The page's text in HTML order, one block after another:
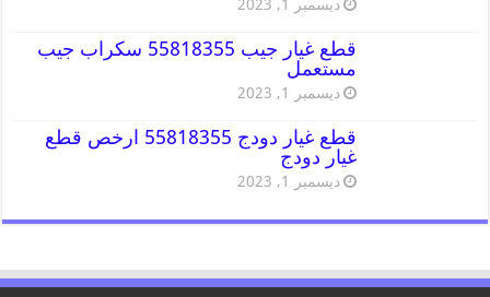
ديسمبر 1, 2023
قطع غيار جيب 55818355 سكراب جيب
مستعمل
ديسمبر 1, 2023
قطع غيار دودج 55818355 ارخص قطع
غيار دودج
ديسمبر 1, 2023